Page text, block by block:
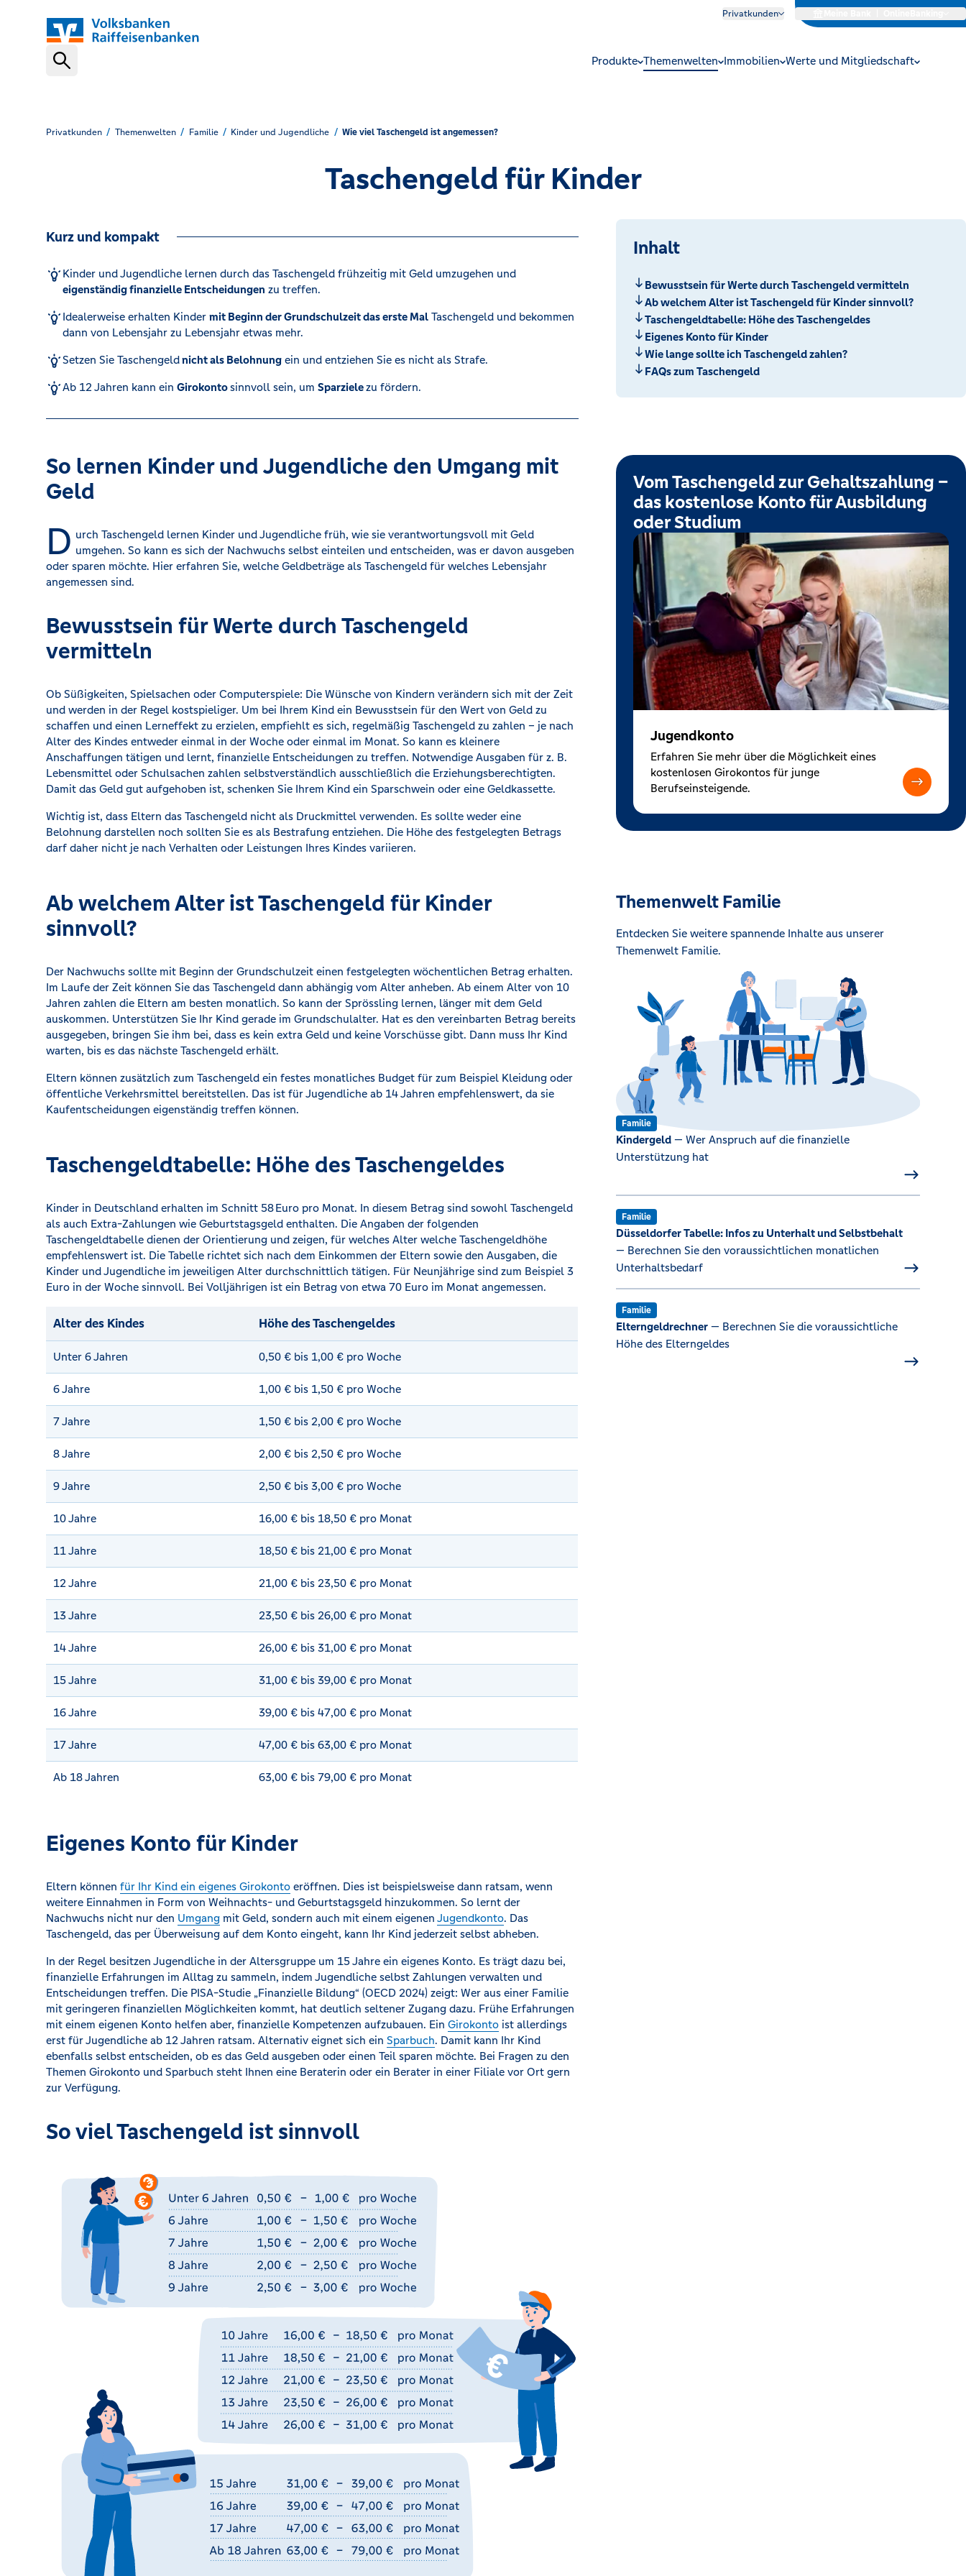
Privatkunden
VR Banking App
Karte sperren (116 116)
Kreditrechner
Immobilien
Produkte Themenwelten Immobilien Werte und Mitgliedschaft
Privatkunden Themenwelten Familie Kinder und Jugendliche Wie viel Taschengeld ist angemessen?
Taschengeld für Kinder
Kurz und kompakt
Kinder und Jugendliche lernen durch das Taschengeld frühzeitig mit Geld umzugehen und
eigenständig finanzielle Entscheidungen zu treffen.
Idealerweise erhalten Kindermit Beginn der Grundschulzeit das erste Mal Taschengeld und bekommen
dann von Lebensjahr zu Lebensjahr etwas mehr.
Setzen Sie Taschengeldnicht als Belohnung ein und entziehen Sie es nicht als Strafe.
Ab 12 Jahren kann einGirokontosinnvoll sein, umSparzielezu fördern.
Inhalt
Bewusstsein für Werte durch Taschengeld vermitteln
Ab welchem Alter ist Taschengeld für Kinder sinnvoll?
Taschengeldtabelle: Höhe des Taschengeldes
Eigenes Konto für Kinder
Wie lange sollte ich Taschengeld zahlen?
FAQs zum Taschengeld
Vom Taschengeld zur Gehaltszahlung –
das kostenlose Konto für Ausbildung
oder Studium
Jugendkonto
Erfahren Sie mehr über die Möglichkeit eines
kostenlosen Girokontos für junge
Berufseinsteigende.
So lernen Kinder und Jugendliche den Umgang mit
Geld
D urch Taschengeld lernen Kinder und Jugendliche früh, wie sie verantwortungsvoll mit Geld
umgehen. So kann es sich der Nachwuchs selbst einteilen und entscheiden, was er davon ausgeben
oder sparen möchte. Hier erfahren Sie, welche Geldbeträge als Taschengeld für welches Lebensjahr
angemessen sind.
Bewusstsein für Werte durch Taschengeld
vermitteln
Ob Süßigkeiten, Spielsachen oder Computerspiele: Die Wünsche von Kindern verändern sich mit der Zeit
und werden in der Regel kostspieliger. Um bei Ihrem Kind ein Bewusstsein für den Wert von Geld zu
schaffen und einen Lerneffekt zu erzielen, empfiehlt es sich, regelmäßig Taschengeld zu zahlen – je nach
Alter des Kindes entweder einmal in der Woche oder einmal im Monat. So kann es kleinere
Anschaffungen tätigen und lernt, finanzielle Entscheidungen zu treffen. Notwendige Ausgaben für z. B.
Lebensmittel oder Schulsachen zahlen selbstverständlich ausschließlich die Erziehungsberechtigten.
Damit das Geld gut aufgehoben ist, schenken Sie Ihrem Kind ein Sparschwein oder eine Geldkassette.
Wichtig ist, dass Eltern das Taschengeld nicht als Druckmittel verwenden. Es sollte weder eine
Belohnung darstellen noch sollten Sie es als Bestrafung entziehen. Die Höhe des festgelegten Betrags
darf daher nicht je nach Verhalten oder Leistungen Ihres Kindes variieren.
Ab welchem Alter ist Taschengeld für Kinder
sinnvoll?
Der Nachwuchs sollte mit Beginn der Grundschulzeit einen festgelegten wöchentlichen Betrag erhalten.
Im Laufe der Zeit können Sie das Taschengeld dann abhängig vom Alter anheben. Ab einem Alter von 10
Jahren zahlen die Eltern am besten monatlich. So kann der Sprössling lernen, länger mit dem Geld
auskommen. Unterstützen Sie Ihr Kind gerade im Grundschulalter. Hat es den vereinbarten Betrag bereits
ausgegeben, bringen Sie ihm bei, dass es kein extra Geld und keine Vorschüsse gibt. Dann muss Ihr Kind
warten, bis es das nächste Taschengeld erhält.
Eltern können zusätzlich zum Taschengeld ein festes monatliches Budget für zum Beispiel Kleidung oder
öffentliche Verkehrsmittel bereitstellen. Das ist für Jugendliche ab 14 Jahren empfehlenswert, da sie
Kaufentscheidungen eigenständig treffen können.
Themenwelt Familie
Entdecken Sie weitere spannende Inhalte aus unserer
Themenwelt Familie.
Familie
Kindergeld— Wer Anspruch auf die finanzielle
Unterstützung hat
Familie
Düsseldorfer Tabelle: Infos zu Unterhalt und Selbstbehalt
— Berechnen Sie den voraussichtlichen monatlichen
Unterhaltsbedarf
Familie
Elterngeldrechner— Berechnen Sie die voraussichtliche
Höhe des Elterngeldes
Taschengeldtabelle: Höhe des Taschengeldes
Kinder in Deutschland erhalten im Schnitt 58 Euro pro Monat. In diesem Betrag sind sowohl Taschengeld
als auch Extra-Zahlungen wie Geburtstagsgeld enthalten. Die Angaben der folgenden
Taschengeldtabelle dienen der Orientierung und zeigen, für welches Alter welche Taschengeldhöhe
empfehlenswert ist. Die Tabelle richtet sich nach dem Einkommen der Eltern sowie den Ausgaben, die
Kinder und Jugendliche im jeweiligen Alter durchschnittlich tätigen. Für Neunjährige sind zum Beispiel 3
Euro in der Woche sinnvoll. Bei Volljährigen ist ein Betrag von etwa 70 Euro im Monat angemessen.
Alter des Kindes Höhe des Taschengeldes
Unter 6 Jahren 0,50 € bis 1,00 € pro Woche
6 Jahre 1,00 € bis 1,50 € pro Woche
7 Jahre 1,50 € bis 2,00 € pro Woche
8 Jahre 2,00 € bis 2,50 € pro Woche
9 Jahre 2,50 € bis 3,00 € pro Woche
10 Jahre 16,00 € bis 18,50 € pro Monat
11 Jahre 18,50 € bis 21,00 € pro Monat
12 Jahre 21,00 € bis 23,50 € pro Monat
13 Jahre 23,50 € bis 26,00 € pro Monat
14 Jahre 26,00 € bis 31,00 € pro Monat
15 Jahre 31,00 € bis 39,00 € pro Monat
16 Jahre 39,00 € bis 47,00 € pro Monat
17 Jahre 47,00 € bis 63,00 € pro Monat
Ab 18 Jahren 63,00 € bis 79,00 € pro Monat
Eigenes Konto für Kinder
Eltern können für Ihr Kind ein eigenes Girokonto eröffnen. Dies ist beispielsweise dann ratsam, wenn
weitere Einnahmen in Form von Weihnachts- und Geburtstagsgeld hinzukommen. So lernt der
Nachwuchs nicht nur den Umgang mit Geld, sondern auch mit einem eigenen Jugendkonto. Das
Taschengeld, das per Überweisung auf dem Konto eingeht, kann Ihr Kind jederzeit selbst abheben.
In der Regel besitzen Jugendliche in der Altersgruppe um 15 Jahre ein eigenes Konto. Es trägt dazu bei,
finanzielle Erfahrungen im Alltag zu sammeln, indem Jugendliche selbst Zahlungen verwalten und
Entscheidungen treffen. Die PISA-Studie „Finanzielle Bildung“ (OECD 2024) zeigt: Wer aus einer Familie
mit geringeren finanziellen Möglichkeiten kommt, hat deutlich seltener Zugang dazu. Frühe Erfahrungen
mit einem eigenen Konto helfen aber, finanzielle Kompetenzen aufzubauen. Ein Girokonto ist allerdings
erst für Jugendliche ab 12 Jahren ratsam. Alternativ eignet sich ein Sparbuch. Damit kann Ihr Kind
ebenfalls selbst entscheiden, ob es das Geld ausgeben oder einen Teil sparen möchte. Bei Fragen zu den
Themen Girokonto und Sparbuch steht Ihnen eine Beraterin oder ein Berater in einer Filiale vor Ort gern
zur Verfügung.
So viel Taschengeld ist sinnvoll